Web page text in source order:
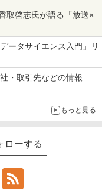
取啓志氏が語る「放送×
ータサイエンス入門」リ
・取引先などの情報
もっと見る
ローする